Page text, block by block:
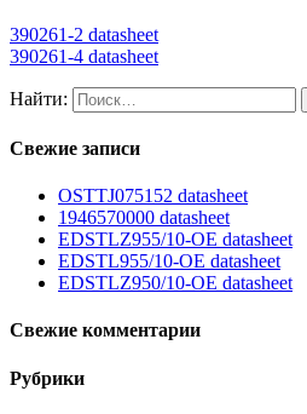
390261-2 datasheet
390261-4 datasheet
Найти:
Свежие записи
OSTTJ075152 datasheet
1946570000 datasheet
EDSTLZ955/10-OE datasheet
EDSTL955/10-OE datasheet
EDSTLZ950/10-OE datasheet
Свежие комментарии
Рубрики